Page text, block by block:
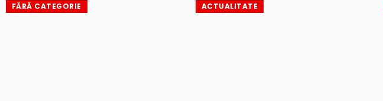
FĂRĂ CATEGORIE ACTUALITATE